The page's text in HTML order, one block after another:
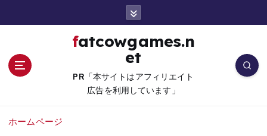
fatcowgames.n
et
PR「本サイトはアフィリエイト
広告を利用しています」
ホームページ